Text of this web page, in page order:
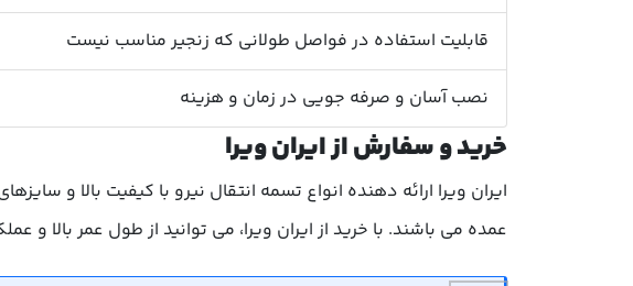
قابلیت استفاده در فواصل طولانی که زنجیر مناسب نیست
نصب آسان و صرفه جویی در زمان و هزینه
خرید و سفارش از ایران ویرا
ایران ویرا ارائه دهنده انواع تسمه انتقال نیرو با کیفیت بالا و
عمده می باشند. با خرید از ایران ویرا، می توانید از طول عمر بالا و